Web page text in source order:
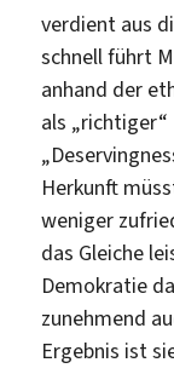
verdient aus
schnell führt
anhand der
als
Herkunft
weniger
das Gleiche
Demokratie
zunehmend
Ergebnis ist